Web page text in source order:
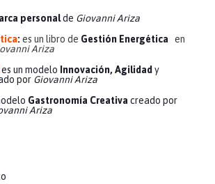
personalde Giovanni Ariza
: es un libro de Gestión Energética
en
Ariza
es un modelo Innovación, Agilidad y
por Giovanni Ariza
Gastronomía Creativa creado por
Ariza